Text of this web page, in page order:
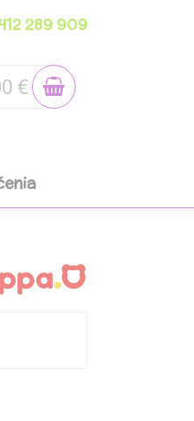
289 909
€